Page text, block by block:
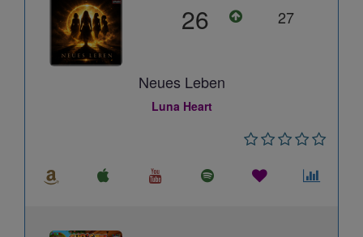
26 27
Neues Leben
Luna Heart